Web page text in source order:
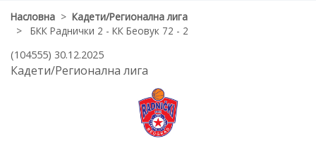
Насловна > Кадети/Регионална лига
> БКК Раднички 2 - КК Беовук 72 - 2
(104555) 30.12.2025
Кадети/Регионална лига